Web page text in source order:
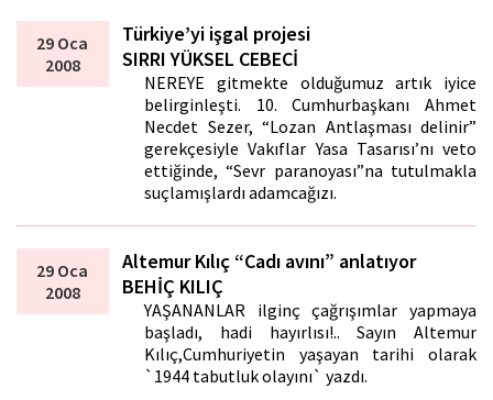
29 Oca
2008
Türkiye’yi işgal projesi
SIRRI YÜKSEL CEBECİ
NEREYE gitmekte olduğumuz artık iyice
belirginleşti. 10. Cumhurbaşkanı Ahmet
Necdet Sezer, “Lozan Antlaşması delinir”
gerekçesiyle Vakıflar Yasa Tasarısı’nı veto
ettiğinde, “Sevr paranoyası”na tutulmakla
suçlamışlardı adamcağızı.
29 Oca
2008
Altemur Kılıç “Cadı avını” anlatıyor
BEHİÇ KILIÇ
YAŞANANLAR ilginç çağrışımlar yapmaya
başladı, hadi hayırlısı!.. Sayın Altemur
Kılıç,Cumhuriyetin yaşayan tarihi olarak
`1944 tabutluk olayını` yazdı.